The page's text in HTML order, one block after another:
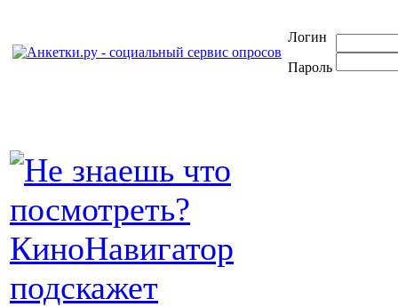
Логин
Пароль